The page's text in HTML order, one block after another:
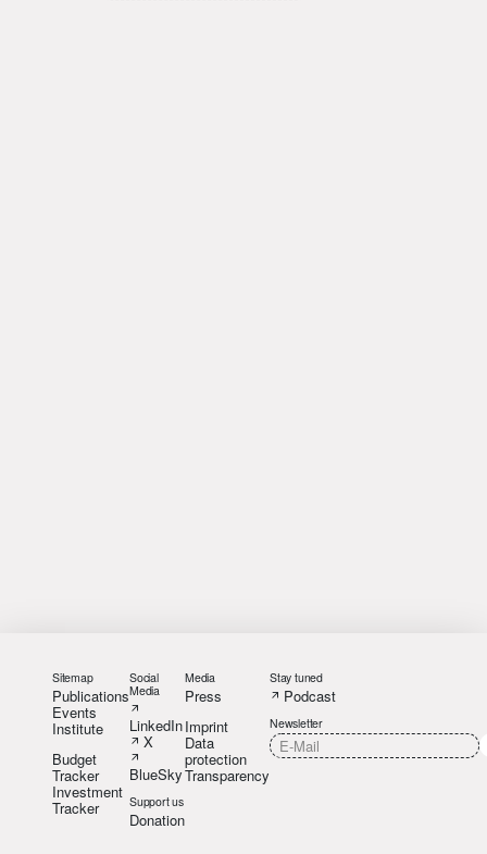
Sitemap
Publications
Events
Institute
Budget
Tracker
Investment
Tracker
Social
Media
LinkedIn
X
BlueSky
Support us
Donation
Media
Press
Imprint
Data
protection
Transparency
Stay tuned
Podcast
Newsletter